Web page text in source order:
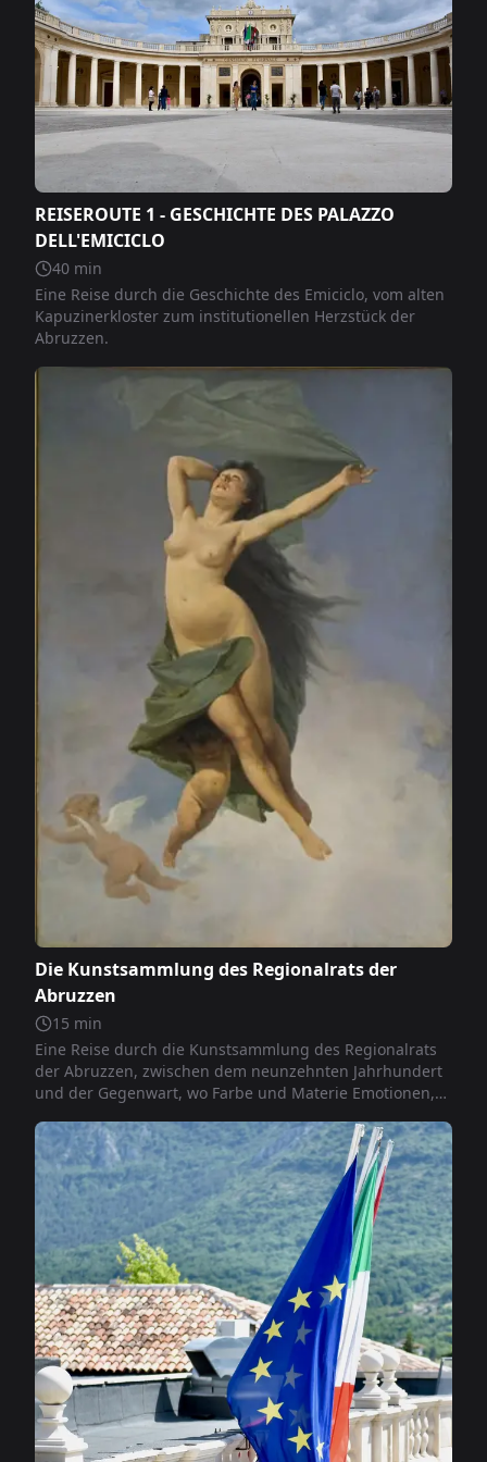
REISEROUTE 1 - GESCHICHTE DES PALAZZO
DELL'EMICICLO
40 min
Eine Reise durch die Geschichte des Emiciclo, vom alten
Kapuzinerkloster zum institutionellen Herzstück der
Abruzzen.
Die Kunstsammlung des Regionalrats der
Abruzzen
15 min
Eine Reise durch die Kunstsammlung des Regionalrats
der Abruzzen, zwischen dem neunzehnten Jahrhundert
und der Gegenwart, wo Farbe und Materie Emotionen,